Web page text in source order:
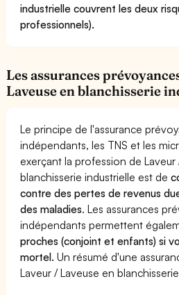
industrielle couvrent les deux
professionnels).
Les assurances
Laveuse en blanchisserie
Le principe de l'assurance
indépendants, les TNS et les
exerçant la profession de Laveur
blanchisserie industrielle est de
contre des pertes de revenus
des maladies. Les assurances
indépendants permettent
proches (conjoint et enfants) si
mortel. Un résumé d'une
Laveur / Laveuse en